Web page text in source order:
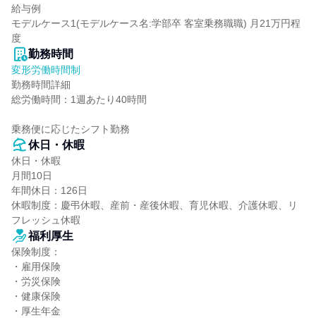
給与例
モデルケース1(モデルケース名:学部卒 客室乗務職職) 月21万円程
度
勤務時間
変形労働時間制
勤務時間詳細
総労働時間：1週あたり40時間
乗務便に応じたシフト勤務
休日・休暇
休日・休暇
月間10日
年間休日：126日
休暇制度：慶弔休暇、産前・産後休暇、育児休暇、介護休暇、リ
フレッシュ休暇
福利厚生
保険制度：
・雇用保険
・労災保険
・健康保険
・厚生年金